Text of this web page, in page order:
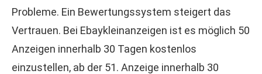
Probleme. Ein Bewertungssystem steigert das
Vertrauen. Bei Ebaykleinanzeigen ist es möglich 50
Anzeigen innerhalb 30 Tagen kostenlos
einzustellen, ab der 51. Anzeige innerhalb 30